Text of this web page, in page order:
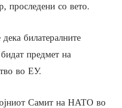
проследени со вето.
дека билатералните
предмет на
во ЕУ.
Самит на НАТО во